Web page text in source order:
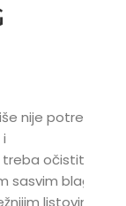
nije potrebno
očistiti od
sasvim blagom
listovima